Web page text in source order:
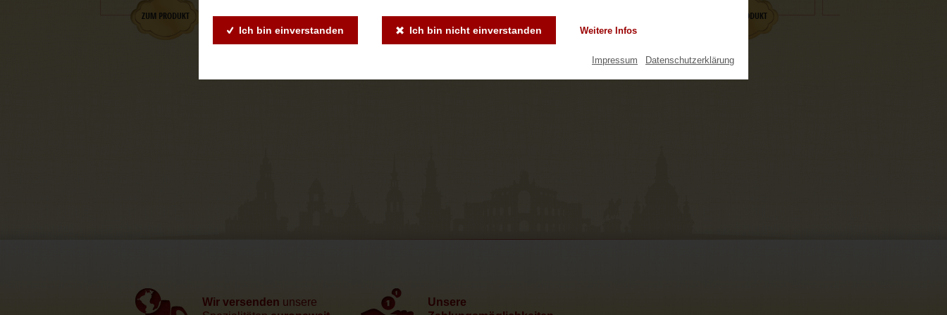
Ich bin einverstanden Ich bin nicht einverstanden Weitere Infos
Impressum Datenschutzerklärung
Wir versenden unsere
Unsere